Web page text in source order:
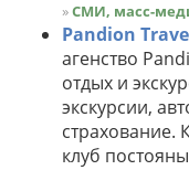
»СМИ, масс-
Pandion
агенство
отдых и
экскурсии,
страхование.
клуб